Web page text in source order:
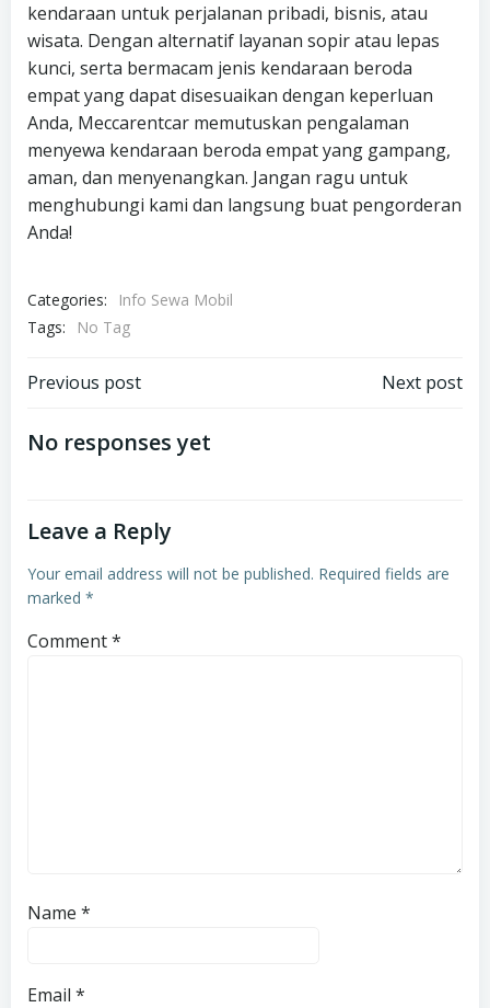
kendaraan untuk perjalanan pribadi, bisnis, atau
wisata. Dengan alternatif layanan sopir atau lepas
kunci, serta bermacam jenis kendaraan beroda
empat yang dapat disesuaikan dengan keperluan
Anda, Meccarentcar memutuskan pengalaman
menyewa kendaraan beroda empat yang gampang,
aman, dan menyenangkan. Jangan ragu untuk
menghubungi kami dan langsung buat pengorderan
Anda!
Categories:
Info Sewa Mobil
Tags:
No Tag
Post
navigation
Previous post Next post
No responses yet
Leave a Reply
Your email address will not be published. Required fields are
marked *
Comment*
Name *
Email *